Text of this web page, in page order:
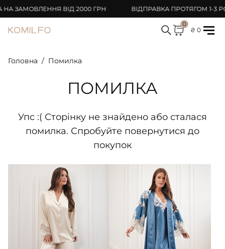
ЗАМОВЛЕННЯ ВІД 2000 ГРН ВІДПРАВКА ПРОТЯГОМ 1-3
0
₴ 0
Головна Помилка
ПОМИЛКА
Упс :( Сторінку не знайдено або сталася
помилка. Спробуйте повернутися до
покупок